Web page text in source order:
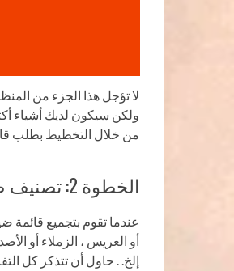
لا تؤجل هذا الجزء من
ولكن سيكون لديك أشياء
من خلال التخطيط بطلب
الخطوة 2: تصنيف ضيوفك
عندما تقوم بتجميع قائمة
أو العريس ، الزملاء أو
إلخ. . حاول أن تتذكر كل